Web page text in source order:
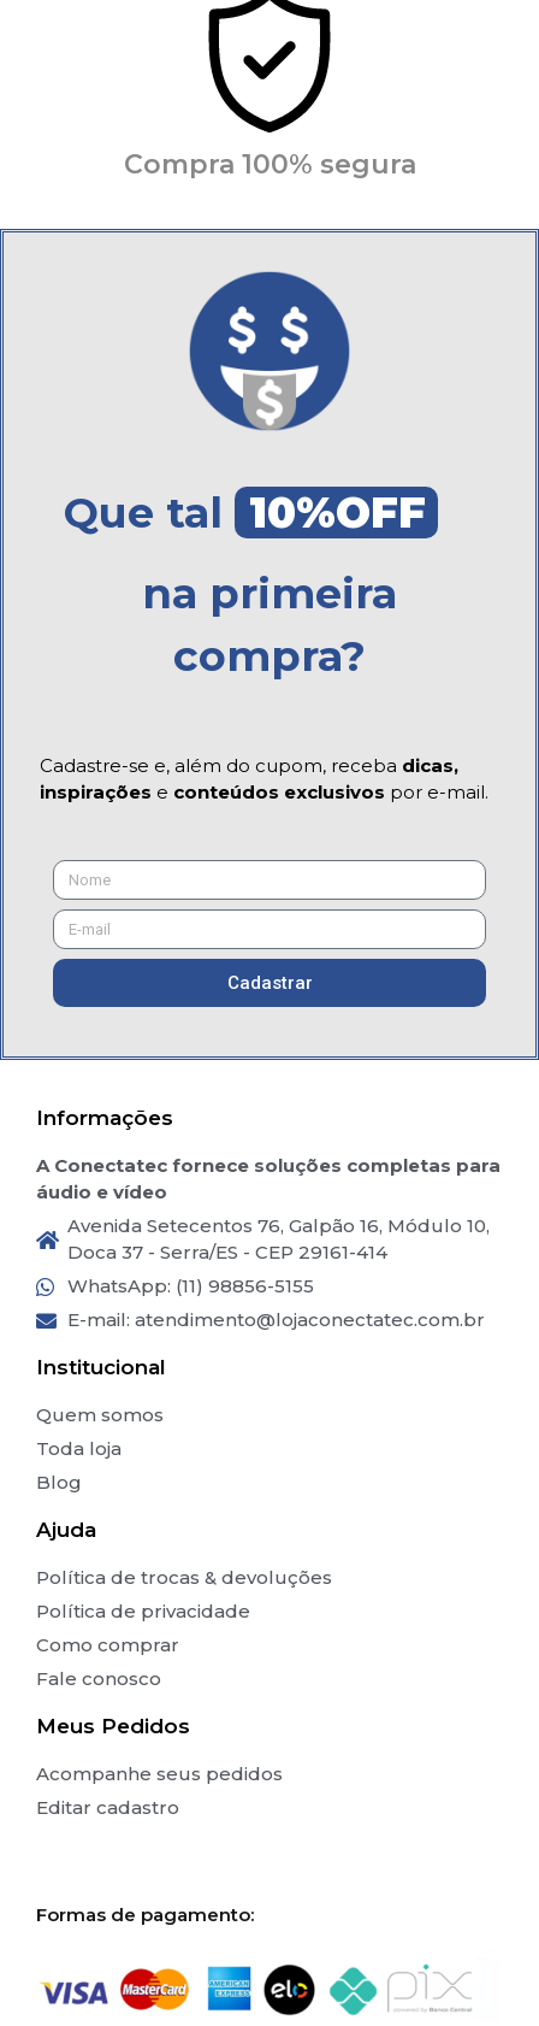
Compra 100% segura
Que tal 10%OFF
na primeira
compra?
Cadastre-se e, além do cupom, receba dicas,
inspirações e conteúdos exclusivos por e-mail.
Cadastrar
Informações
A Conectatec fornece soluções completas para
áudio e vídeo
Avenida Setecentos 76, Galpão 16, Módulo 10,
Doca 37 - Serra/ES - CEP 29161-414
WhatsApp: (11) 98856-5155
E-mail:atendimento@lojaconectatec.com.br
Institucional
Quem somos
Toda loja
Blog
Ajuda
Política de trocas & devoluções
Política de privacidade
Como comprar
Fale conosco
Meus Pedidos
Acompanhe seus pedidos
Editar cadastro
Formas de pagamento: